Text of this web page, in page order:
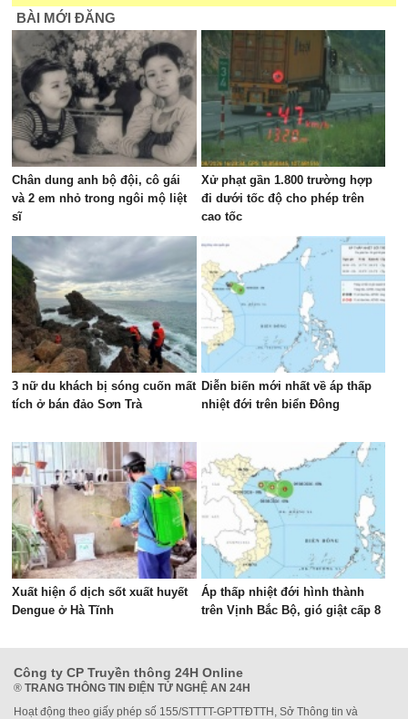
BÀI MỚI ĐĂNG
Chân dung anh bộ đội, cô gái
và 2 em nhỏ trong ngôi mộ liệt
sĩ
Xử phạt gần 1.800 trường hợp
đi dưới tốc độ cho phép trên
cao tốc
3 nữ du khách bị sóng cuốn mất
tích ở bán đảo Sơn Trà
Diễn biến mới nhất về áp thấp
nhiệt đới trên biển Đông
Xuất hiện ổ dịch sốt xuất huyết
Dengue ở Hà Tĩnh
Áp thấp nhiệt đới hình thành
trên Vịnh Bắc Bộ, gió giật cấp 8
Công ty CP Truyền thông 24H Online
® TRANG THÔNG TIN ĐIỆN TỬ NGHỆ AN 24H
Hoạt động theo giấy phép số 155/STTTT-GPTTĐTTH, Sở Thông tin và